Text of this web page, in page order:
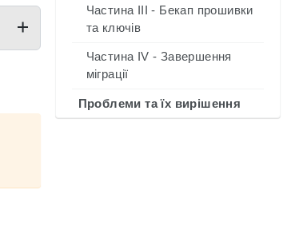
Частина III - Бекап прошивки
та ключів
Частина IV - Завершення
міграції
Проблеми та їх вирішення